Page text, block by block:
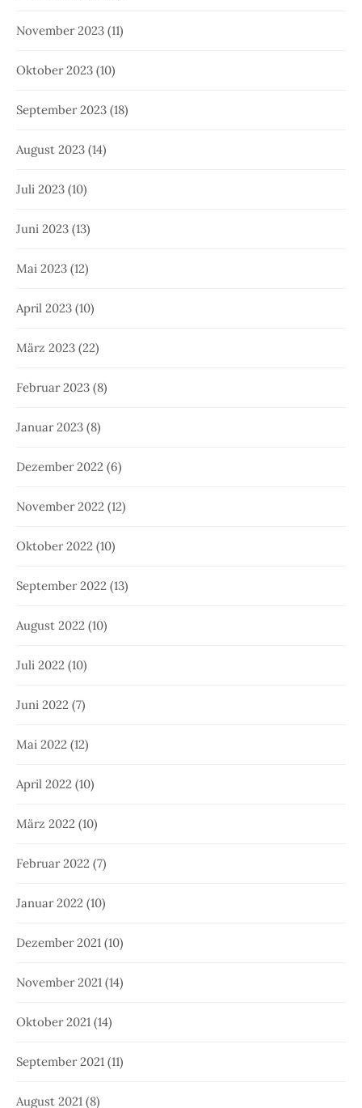
November 2023 (11)
Oktober 2023 (10)
September 2023 (18)
August 2023 (14)
Juli 2023 (10)
Juni 2023 (13)
Mai 2023 (12)
April 2023 (10)
März 2023 (22)
Februar 2023 (8)
Januar 2023 (8)
Dezember 2022 (6)
November 2022 (12)
Oktober 2022 (10)
September 2022 (13)
August 2022 (10)
Juli 2022 (10)
Juni 2022 (7)
Mai 2022 (12)
April 2022 (10)
März 2022 (10)
Februar 2022 (7)
Januar 2022 (10)
Dezember 2021 (10)
November 2021 (14)
Oktober 2021 (14)
September 2021 (11)
August 2021 (8)